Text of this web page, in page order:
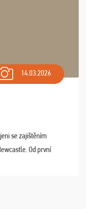
14.03.2026
se zajištěním
Od první